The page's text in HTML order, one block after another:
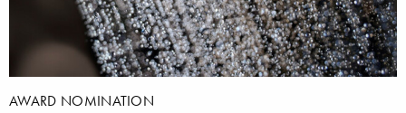
AWARD NOMINATION